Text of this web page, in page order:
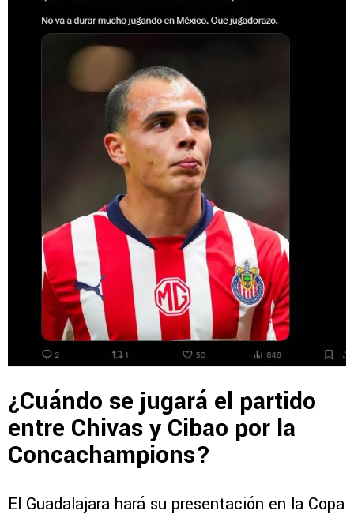
¿Cuándo se jugará el partido
entre Chivas y Cibao por la
Concachampions?
El Guadalajara hará su presentación en la Copa